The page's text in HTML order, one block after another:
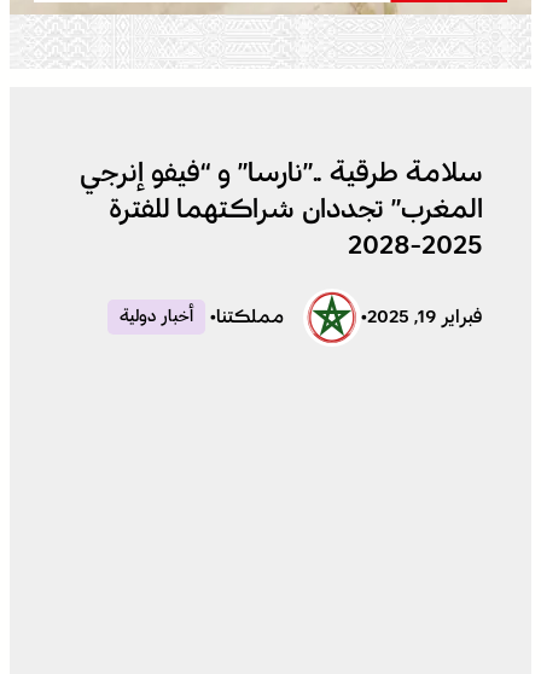
العرس
الجثمان من إيطاليا والدفن بالمغرب
سلامة طرقية ..”نارسا” و “فيفو إنرجي
المغرب” تجددان شراكتهما للفترة
2025-2028
فبراير 19, 2025 • مملكتنا• أخبار دولية